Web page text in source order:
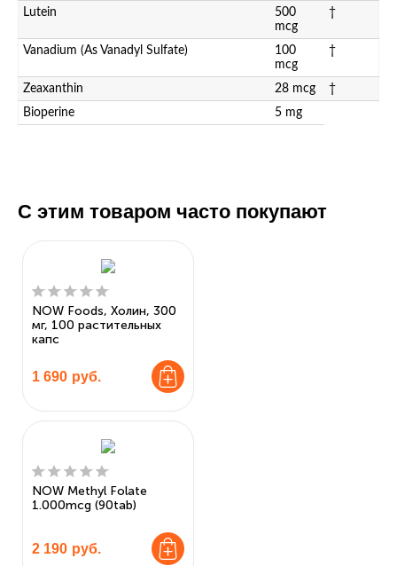
Lutein
500
mcg
†
Vanadium (As Vanadyl Sulfate)
100
mcg
†
Zeaxanthin 28 mcg
†
Bioperine
5 mg
С этим товаром часто покупают
NOW Foods, Холин, 300
мг, 100 растительных
капс
1 690 руб.
NOW Methyl Folate
1.000mcg (90tab)
2 190 руб.